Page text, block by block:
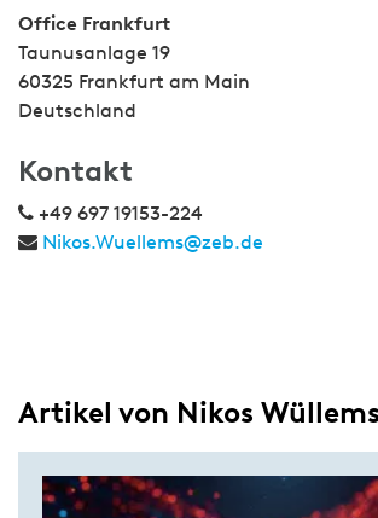
Office Frankfurt
Taunusanlage 19
60325 Frankfurt am Main
Deutschland
Kontakt
+49 697 19153-224
Nikos.Wuellems@zeb.de
Artikel von Nikos Wüllems